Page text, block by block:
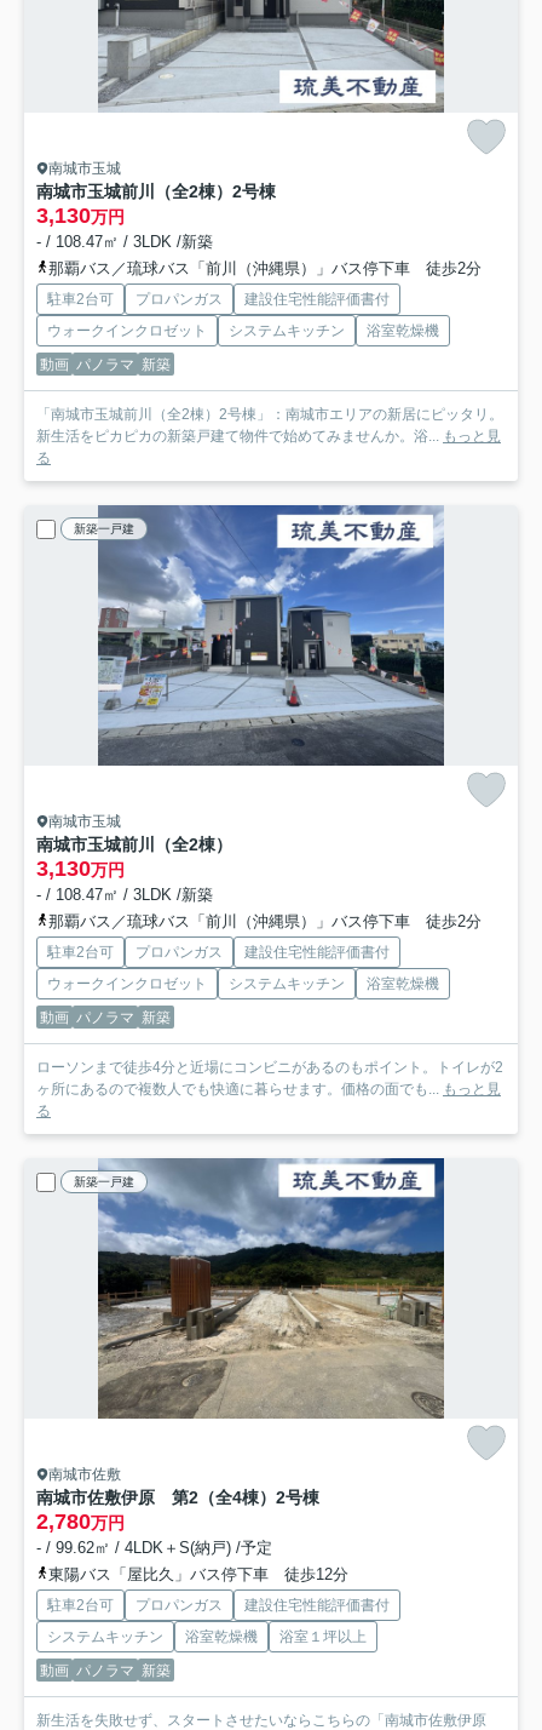
南城市玉城
南城市玉城前川（全2棟）2号棟
3,130万円
- / 108.47㎡ / 3LDK /新築
那覇バス／琉球バス「前川（沖縄県）」バス停下車 徒歩2分
駐車2台可 プロパンガス
建設住宅性能評価書付
ウォークインクロゼット
システムキッチン
浴室乾燥機
動画 パノラマ 新築
「南城市玉城前川（全2棟）2号棟」：南城市エリアの新居にピッタリ。
新生活をピカピカの新築戸建て物件で始めてみませんか。浴... もっと見
る
新築一戸建
南城市玉城
南城市玉城前川（全2棟）
3,130万円
- / 108.47㎡ / 3LDK /新築
那覇バス／琉球バス「前川（沖縄県）」バス停下車 徒歩2分
駐車2台可 プロパンガス
建設住宅性能評価書付
ウォークインクロゼット
システムキッチン
浴室乾燥機
動画 パノラマ 新築
ローソンまで徒歩4分と近場にコンビニがあるのもポイント。トイレが2
ヶ所にあるので複数人でも快適に暮らせます。価格の面でも... もっと見
る
新築一戸建
南城市佐敷
南城市佐敷伊原 第2（全4棟）2号棟
2,780万円
- / 99.62㎡ / 4LDK＋S(納戸) /予定
東陽バス「屋比久」バス停下車 徒歩12分
駐車2台可 プロパンガス
建設住宅性能評価書付
システムキッチン
浴室乾燥機
浴室１坪以上
動画 パノラマ 新築
新生活を失敗せず、スタートさせたいならこちらの「南城市佐敷伊原